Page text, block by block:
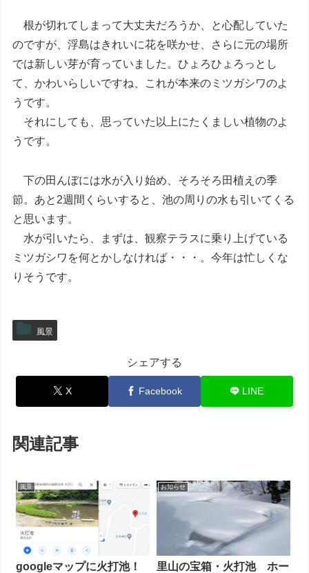
根が切れてしまって大丈夫だろうか、と心配していた
のですが、浮島はきれいに花を咲かせ、さらに元の場所
では新しい芽が育っていました。ひょろひょろっとし
て、かわいらしいですね、これが本来のミツガシワのよ
うです。
それにしても、思っていた以上にたくましい植物のよ
うです。
下の田んぼには水が入り始め、そろそろ田植えの季
節。あと2週間くらいすると、池の周りの水も引いてくる
と思います。
水が引いたら、まずは、観察テラスに乗り上げている
ミツガシワを何とかしなければ・・・。今年は忙しくな
りそうです。
風景
シェアする
X Facebook LINE
関連記事
風景
googleマップに火打池！
お知らせ
里山の宝箱・火打池 ホー